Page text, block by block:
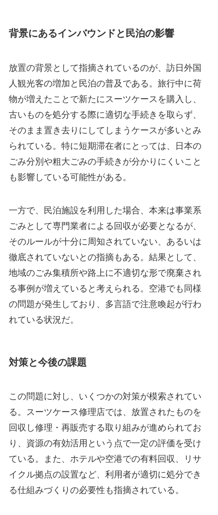
背景にあるインバウンドと民泊の影響
放置の背景として指摘されているのが、訪日外国
人観光客の増加と民泊の普及である。旅行中に荷
物が増えたことで新たにスーツケースを購入し、
古いものを処分する際に適切な手続きを取らず、
そのまま置き去りにしてしまうケースが多いとみ
られている。特に短期滞在者にとっては、日本の
ごみ分別や粗大ごみの手続きが分かりにくいこと
も影響している可能性がある。
一方で、民泊施設を利用した場合、本来は事業系
ごみとして専門業者による回収が必要となるが、
そのルールが十分に周知されていない、あるいは
徹底されていないとの指摘もある。結果として、
地域のごみ集積所や路上に不適切な形で廃棄され
る事例が増えていると考えられる。空港でも同様
の問題が発生しており、多言語で注意喚起が行わ
れている状況だ。
対策と今後の課題
この問題に対し、いくつかの対策が模索されてい
る。スーツケース修理店では、放置されたものを
回収し修理・再販売する取り組みが進められてお
り、資源の有効活用という点で一定の評価を受け
ている。また、ホテルや空港での有料回収、リサ
イクル拠点の設置など、利用者が適切に処分でき
る仕組みづくりの必要性も指摘されている。